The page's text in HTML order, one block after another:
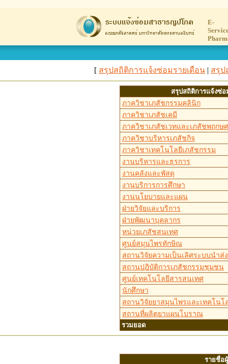
E-
[ สรุปสถิติการแจ้งซ่อมรายเดือน | สรุป
สรุปสถิติการแจ้งซ่อ
ภาควิชาเภสัชกรรมคลินิก
ภาควิชาเภสัชเคมี
ภาควิชาเภสัชเวทและเภสัชพฤกษ
ภาควิชาบริหารเภสัชกิจ
ภาควิชาเทคโนโลยีเภสัชกรรม
งานบริหารและธุรการ
งานคลังและพัสดุ
งานบริการการศึกษา
งานนโยบายและแผน
ฝ่ายวิจัยและบริการ
ฝ่ายพัฒนาบุคลากร
หน่วยเภสัชสนเทศ
ศูนย์สมุนไพรทักษิณ
สถานวิจัยความเป็นเลิศระบบนำส่
สถานปฎิบัติการเภสัชกรรมชุมชน
ศูนย์เทคโนโลยีสารสนเทศ
นักศึกษา
สถานวิจัยยาสมุนไพรและเทคโนโ
สถานที่ผลิตยาแผนโบราณ
รวมยอด
รายชื่อ